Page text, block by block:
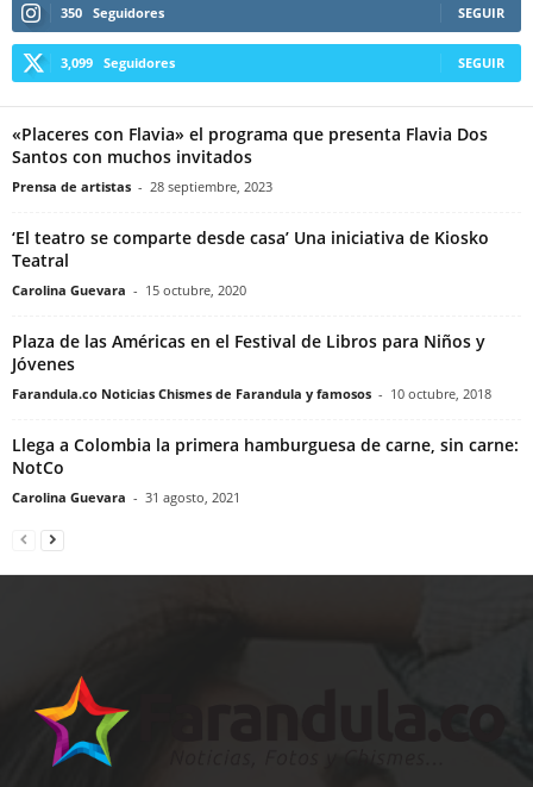
350 Seguidores SEGUIR
3,099 Seguidores SEGUIR
«Placeres con Flavia» el programa que presenta Flavia Dos
Santos con muchos invitados
Prensa de artistas - 28 septiembre, 2023
‘El teatro se comparte desde casa’ Una iniciativa de Kiosko
Teatral
Carolina Guevara - 15 octubre, 2020
Plaza de las Américas en el Festival de Libros para Niños y
Jóvenes
Farandula.co Noticias Chismes de Farandula y famosos - 10 octubre, 2018
Llega a Colombia la primera hamburguesa de carne, sin carne:
NotCo
Carolina Guevara - 31 agosto, 2021